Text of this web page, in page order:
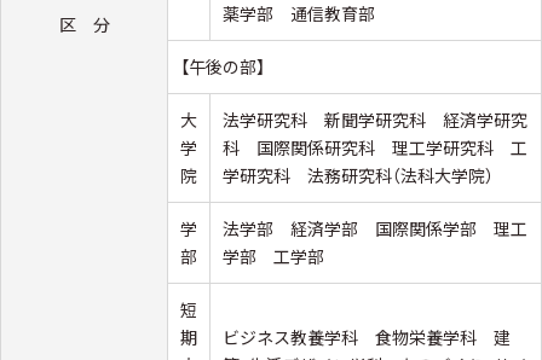
区 分
薬学部 通信教育部
【午後の部】
大
学
院
法学研究科 新聞学研究科 経済学研究
科 国際関係研究科 理工学研究科 工
学研究科 法務研究科（法科大学院）
学
部
法学部 経済学部 国際関係学部 理工
学部 工学部
短
期
ビジネス教養学科 食物栄養学科 建